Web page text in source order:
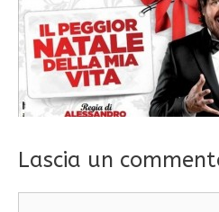
Lascia un